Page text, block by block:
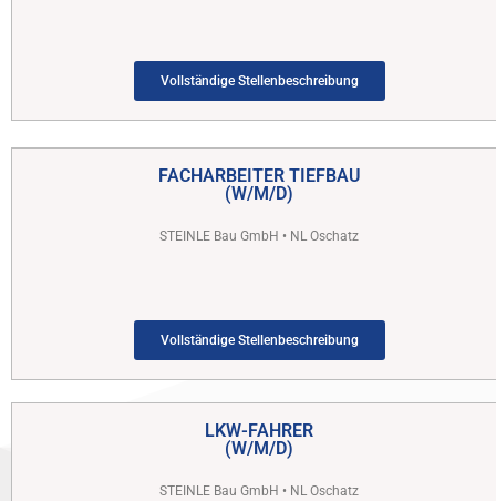
Vollständige Stellenbeschreibung
FACHARBEITER TIEFBAU
(W/M/D)
STEINLE Bau GmbH • NL Oschatz
Vollständige Stellenbeschreibung
LKW-FAHRER
(W/M/D)
STEINLE Bau GmbH • NL Oschatz